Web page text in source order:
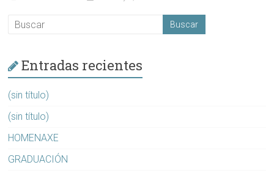
Entradas recientes
(sin título)
(sin título)
HOMENAXE
GRADUACIÓN